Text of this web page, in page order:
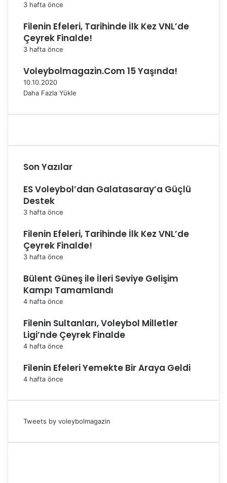
3 hafta önce
Filenin Efeleri, Tarihinde İlk Kez VNL’de
Çeyrek Finalde!
3 hafta önce
Voleybolmagazin.Com 15 Yaşında!
10.10.2020
Daha Fazla Yükle
Son Yazılar
ES Voleybol’dan Galatasaray’a Güçlü
Destek
3 hafta önce
Filenin Efeleri, Tarihinde İlk Kez VNL’de
Çeyrek Finalde!
3 hafta önce
Bülent Güneş ile İleri Seviye Gelişim
Kampı Tamamlandı
4 hafta önce
Filenin Sultanları, Voleybol Milletler
Ligi’nde Çeyrek Finalde
4 hafta önce
Filenin Efeleri Yemekte Bir Araya Geldi
4 hafta önce
Tweets by voleybolmagazin